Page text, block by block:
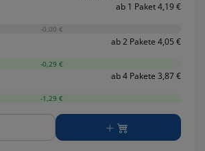
ab 1 Paket 4,19 €
-0,00 €
ab 2 Pakete 4,05 €
-0,29 €
ab 4 Pakete 3,87 €
-1,29 €